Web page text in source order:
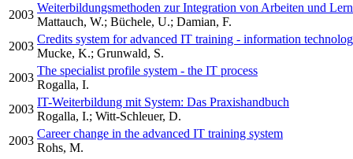
2003
Weiterbildungsmethoden zur Integration von Arbeiten und
Mattauch, W.; Büchele, U.; Damian, F.
2003
Credits system for advanced IT training - information
Mucke, K.; Grunwald, S.
2003
The specialist profile system - the IT process
Rogalla, I.
2003
IT-Weiterbildung mit System: Das Praxishandbuch
Rogalla, I.; Witt-Schleuer, D.
2003
Career change in the advanced IT training system
Rohs, M.